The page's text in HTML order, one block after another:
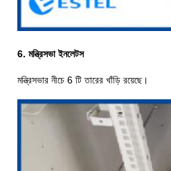
6. মন্ত্রিসভা ইনলেটস
মন্ত্রিসভার নীচে 6 টি তারের খাঁড়ি রয়েছে।